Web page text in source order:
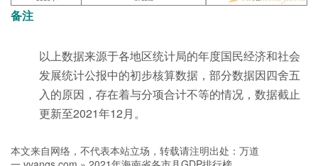
备注
以上数据来源于各地区统计局的年度国民经济和社会
发展统计公报中的初步核算数据，部分数据因四舍五
入的原因，存在着与分项合计不等的情况，数据截止
更新至2021年12月。
本文来自网络，不代表本站立场，转载请注明出处： 万道